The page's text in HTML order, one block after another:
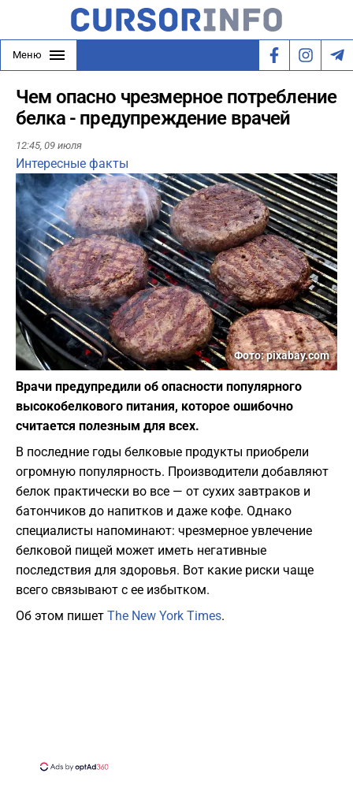
Меню
Чем опасно чрезмерное потребление
белка - предупреждение врачей
12:45, 09 июля
Интересные факты
Фото: pixabay.com
Врачи предупредили об опасности популярного
высокобелкового питания, которое ошибочно
считается полезным для всех.
В последние годы белковые продукты приобрели
огромную популярность. Производители добавляют
белок практически во все — от сухих завтраков и
батончиков до напитков и даже кофе. Однако
специалисты напоминают: чрезмерное увлечение
белковой пищей может иметь негативные
последствия для здоровья. Вот какие риски чаще
всего связывают с ее избытком.
Об этом пишет The New York Times.